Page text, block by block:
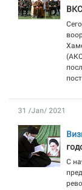
31 /Jan/ 2021
С